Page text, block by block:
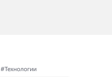
#Технологии